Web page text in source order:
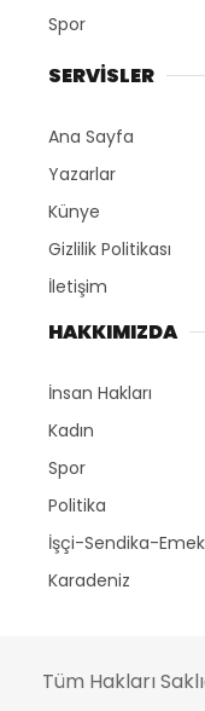
Spor
SERVİSLER
Ana Sayfa
Yazarlar
Künye
Gizlilik Politikası
İletişim
HAKKIMIZDA
İnsan Hakları
Kadın
Spor
Politika
İşçi-Sendika-Emek
Karadeniz
Tüm Hakları